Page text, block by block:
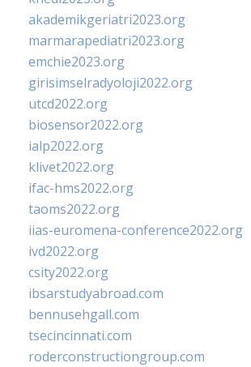
akademikgeriatri2023.org
marmarapediatri2023.org
emchie2023.org
girisimselradyoloji2022.org
utcd2022.org
biosensor2022.org
ialp2022.org
klivet2022.org
ifac-hms2022.org
taoms2022.org
iias-euromena-conference2022.org
ivd2022.org
csity2022.org
ibsarstudyabroad.com
bennusehgall.com
tsecincinnati.com
roderconstructiongroup.com